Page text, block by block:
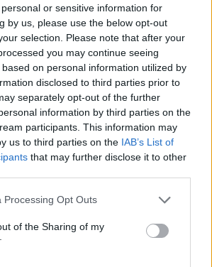
or sensitive information for
by us, please use the below opt-out
selection. Please note that after your
you may continue seeing
on personal information utilized by
disclosed to third parties prior to
separately opt-out of the further
information by third parties on the
participants. This information may
us to third parties on the IAB’s List of
that may further disclose it to other
Processing Opt Outs
of the Sharing of my
dans de l’eau tiède
vinaigre blanc, puis rincez.
pour les pieds :Un bain de
peu de vinaigre blanc neutralise les
du vinaigre blanc
et l’écologie
de produits chimiques, de
(moins de bouteilles en plastique),
économies substantielles sur le
aller plus loin dans cette